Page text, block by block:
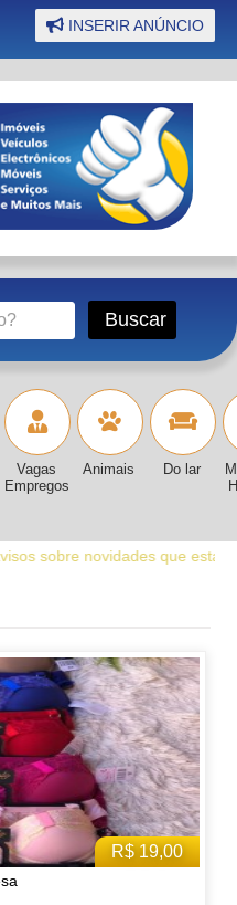
INSERIR ANÚNCIO
Vagas
Empregos
Animais Do lar
lançando no site.
R$ 19,00